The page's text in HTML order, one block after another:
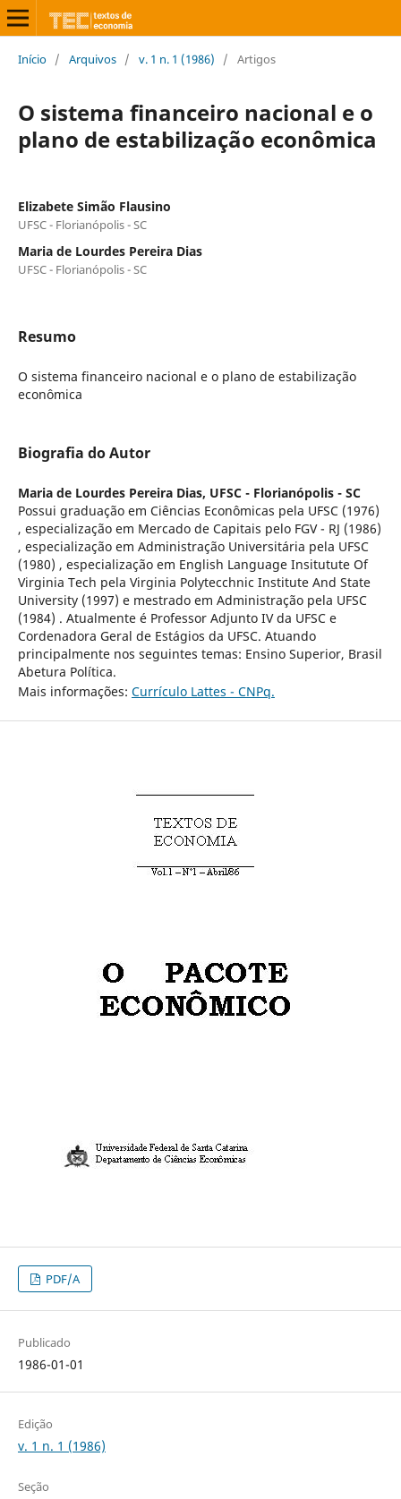
Início / Arquivos / v. 1 n. 1 (1986) / Artigos
O sistema financeiro nacional e o
plano de estabilização econômica
Elizabete Simão Flausino
UFSC - Florianópolis - SC
Maria de Lourdes Pereira Dias
UFSC - Florianópolis - SC
Resumo
O sistema financeiro nacional e o plano de estabilização
econômica
Biografia do Autor
Maria de Lourdes Pereira Dias, UFSC - Florianópolis - SC
Possui graduação em Ciências Econômicas pela UFSC (1976)
, especialização em Mercado de Capitais pelo FGV - RJ (1986)
, especialização em Administração Universitária pela UFSC
(1980) , especialização em English Language Insitutute Of
Virginia Tech pela Virginia Polytecchnic Institute And State
University (1997) e mestrado em Administração pela UFSC
(1984) . Atualmente é Professor Adjunto IV da UFSC e
Cordenadora Geral de Estágios da UFSC. Atuando
principalmente nos seguintes temas: Ensino Superior, Brasil
Abetura Política.
Mais informações: Currículo Lattes - CNPq.
PDF/A
Publicado
1986-01-01
Edição
v. 1 n. 1 (1986)
Seção